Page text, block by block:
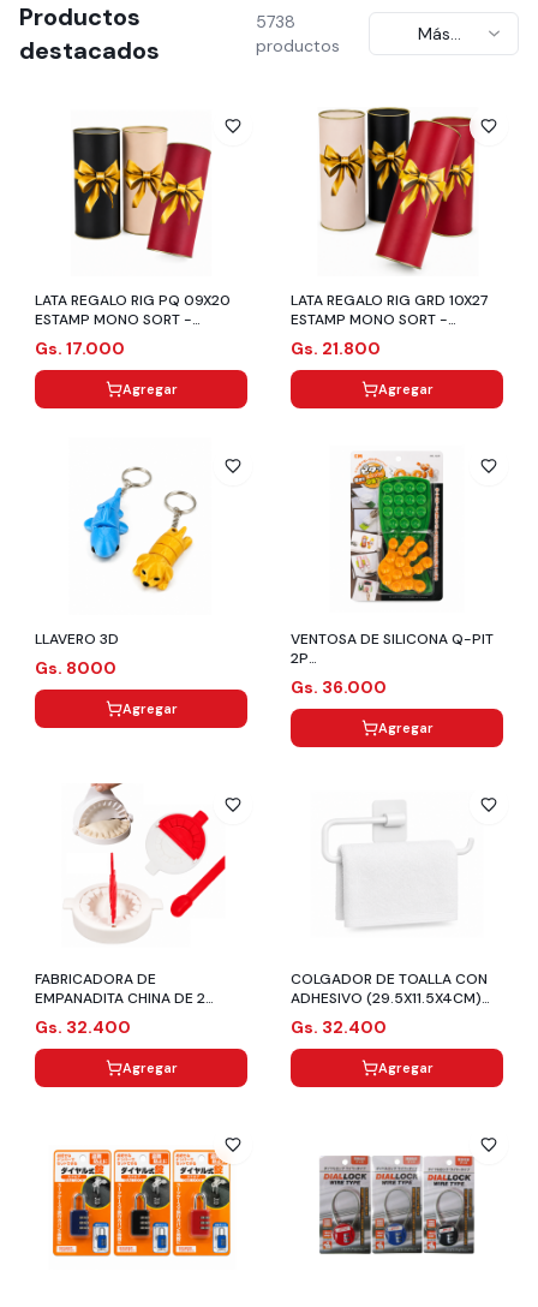
Productos
destacados
5738
productos
Más
recientes
LATA REGALO RIG PQ 09X20
ESTAMP MONO SORT -
CROMUS
Gs. 17.000
Agregar
LATA REGALO RIG GRD 10X27
ESTAMP MONO SORT -
CROMUS
Gs. 21.800
Agregar
LLAVERO 3D
Gs. 8000
Agregar
VENTOSA DE SILICONA Q-PIT
2P
(10.5X9.5X1.5CM/8.5X19X1.5C
M)
Gs. 36.000
Agregar
FABRICADORA DE
EMPANADITA CHINA DE 2
MEDIDAS (22X11.5X3CM)
Gs. 32.400
Agregar
COLGADOR DE TOALLA CON
ADHESIVO (29.5X11.5X4CM)
BLANCO
Gs. 32.400
Agregar